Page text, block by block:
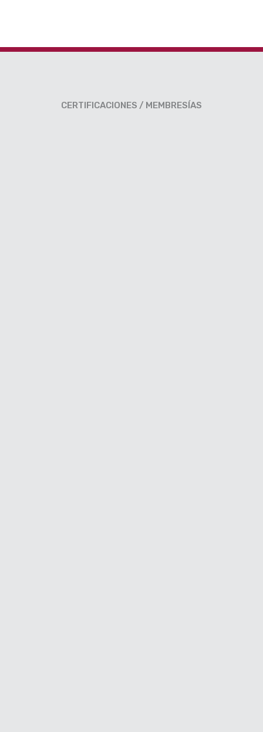
CERTIFICACIONES / MEMBRESÍAS